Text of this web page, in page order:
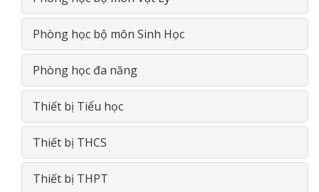
Đồ chơi thông minh gỗ
Giá- Kệ- Tủ- GỖ
Phòng học bộ môn Sinh Học
Phòng học đa năng
Thiết bị Tiểu học
Thiết bị THCS
Thiết bị THPT